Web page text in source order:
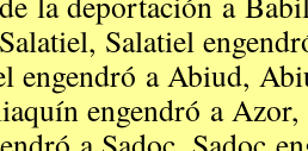
Salatiel
engendró a Abiud,
engendró a Azor,